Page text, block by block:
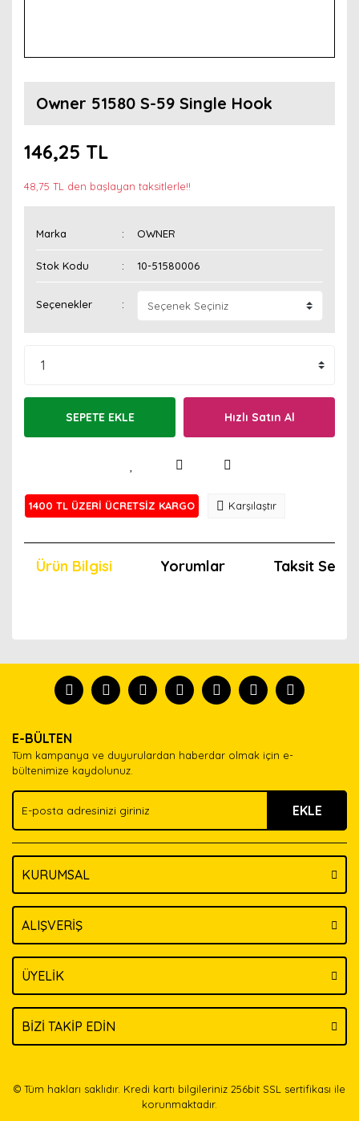
Owner 51580 S-59 Single Hook
146,25 TL
48,75 TL den başlayan taksitlerle!!
Marka OWNER
Stok Kodu 10-51580006
Seçenekler
SEPETE EKLE Hızlı Satın Al
1400 TL ÜZERİ ÜCRETSİZ KARGO Karşılaştır
Ürün Bilgisi Yorumlar Taksit
tanısın.
formunu kullanarak tarafımıza iletebilirsiniz.
Görüş ve önerileriniz için teşekkür ederiz.
Ürün açıklamasında eksik bilgiler bulunuyor.
Ürün bilgilerinde hatalar bulunuyor.
Ürün fiyatı diğer sitelerden daha pahalı.
Bu ürüne benzer farklı alternatifler olmalı.
E-BÜLTEN
Tüm kampanya ve duyurulardan haberdar olmak için e-
bültenimize kaydolunuz.
EKLE
KURUMSAL
ALIŞVERİŞ
ÜYELİK
BİZİ TAKİP EDİN
© Tüm hakları saklıdır. Kredi kartı bilgileriniz 256bit SSL sertifikası ile
korunmaktadır.